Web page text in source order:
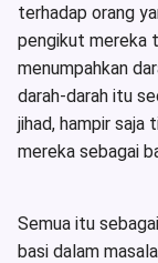
terhadap orang
pengikut mereka
menumpahkan
darah-darah itu
jihad, hampir saja
mereka sebagai
Semua itu
basi dalam